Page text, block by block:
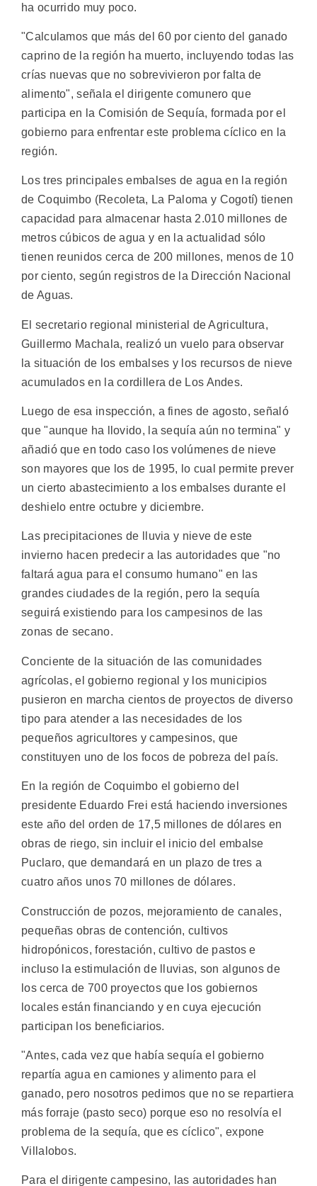
ha ocurrido muy poco.
"Calculamos que más del 60 por ciento del ganado
caprino de la región ha muerto, incluyendo todas las
crías nuevas que no sobrevivieron por falta de
alimento", señala el dirigente comunero que
participa en la Comisión de Sequía, formada por el
gobierno para enfrentar este problema cíclico en la
región.
Los tres principales embalses de agua en la región
de Coquimbo (Recoleta, La Paloma y Cogotí) tienen
capacidad para almacenar hasta 2.010 millones de
metros cúbicos de agua y en la actualidad sólo
tienen reunidos cerca de 200 millones, menos de 10
por ciento, según registros de la Dirección Nacional
de Aguas.
El secretario regional ministerial de Agricultura,
Guillermo Machala, realizó un vuelo para observar
la situación de los embalses y los recursos de nieve
acumulados en la cordillera de Los Andes.
Luego de esa inspección, a fines de agosto, señaló
que "aunque ha llovido, la sequía aún no termina" y
añadió que en todo caso los volúmenes de nieve
son mayores que los de 1995, lo cual permite prever
un cierto abastecimiento a los embalses durante el
deshielo entre octubre y diciembre.
Las precipitaciones de lluvia y nieve de este
invierno hacen predecir a las autoridades que "no
faltará agua para el consumo humano" en las
grandes ciudades de la región, pero la sequía
seguirá existiendo para los campesinos de las
zonas de secano.
Conciente de la situación de las comunidades
agrícolas, el gobierno regional y los municipios
pusieron en marcha cientos de proyectos de diverso
tipo para atender a las necesidades de los
pequeños agricultores y campesinos, que
constituyen uno de los focos de pobreza del país.
En la región de Coquimbo el gobierno del
presidente Eduardo Frei está haciendo inversiones
este año del orden de 17,5 millones de dólares en
obras de riego, sin incluir el inicio del embalse
Puclaro, que demandará en un plazo de tres a
cuatro años unos 70 millones de dólares.
Construcción de pozos, mejoramiento de canales,
pequeñas obras de contención, cultivos
hidropónicos, forestación, cultivo de pastos e
incluso la estimulación de lluvias, son algunos de
los cerca de 700 proyectos que los gobiernos
locales están financiando y en cuya ejecución
participan los beneficiarios.
"Antes, cada vez que había sequía el gobierno
repartía agua en camiones y alimento para el
ganado, pero nosotros pedimos que no se repartiera
más forraje (pasto seco) porque eso no resolvía el
problema de la sequía, que es cíclico", expone
Villalobos.
Para el dirigente campesino, las autoridades han